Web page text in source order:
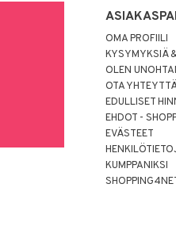
OMA PROFIILI
KYSYMYKSIÄ
OLEN
OTA
EDULLISET
EHDOT -
EVÄSTEET
KUMPPANIKSI